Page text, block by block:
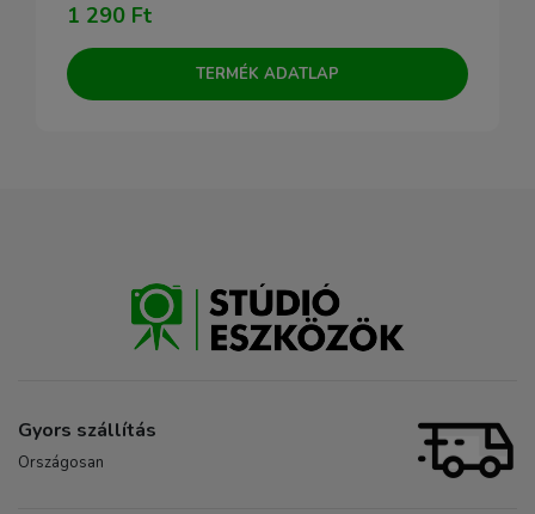
1 290 Ft
TERMÉK ADATLAP
Gyors szállítás
Országosan